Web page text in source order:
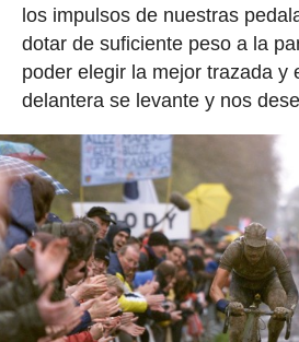
los impulsos de nuestras
dotar de suficiente peso a la
poder elegir la mejor trazada y
delantera se levante y nos